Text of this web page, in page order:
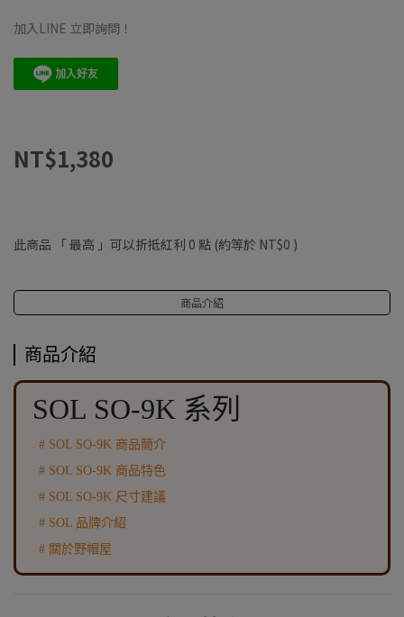
加入LINE 立即詢問！
NT$1,380
此商品 「 最高 」可以折抵紅利 0 點 (約等於 NT$0 )
商品介紹
商品介紹
SOL SO-9K 系列
# SOL SO-9K 商品簡介
# SOL SO-9K 商品特色
# SOL SO-9K 尺寸建議
# SOL 品牌介紹
# 關於野帽屋